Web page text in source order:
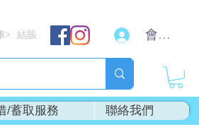
結賬 會員登入
/蓄取服務 聯絡我們